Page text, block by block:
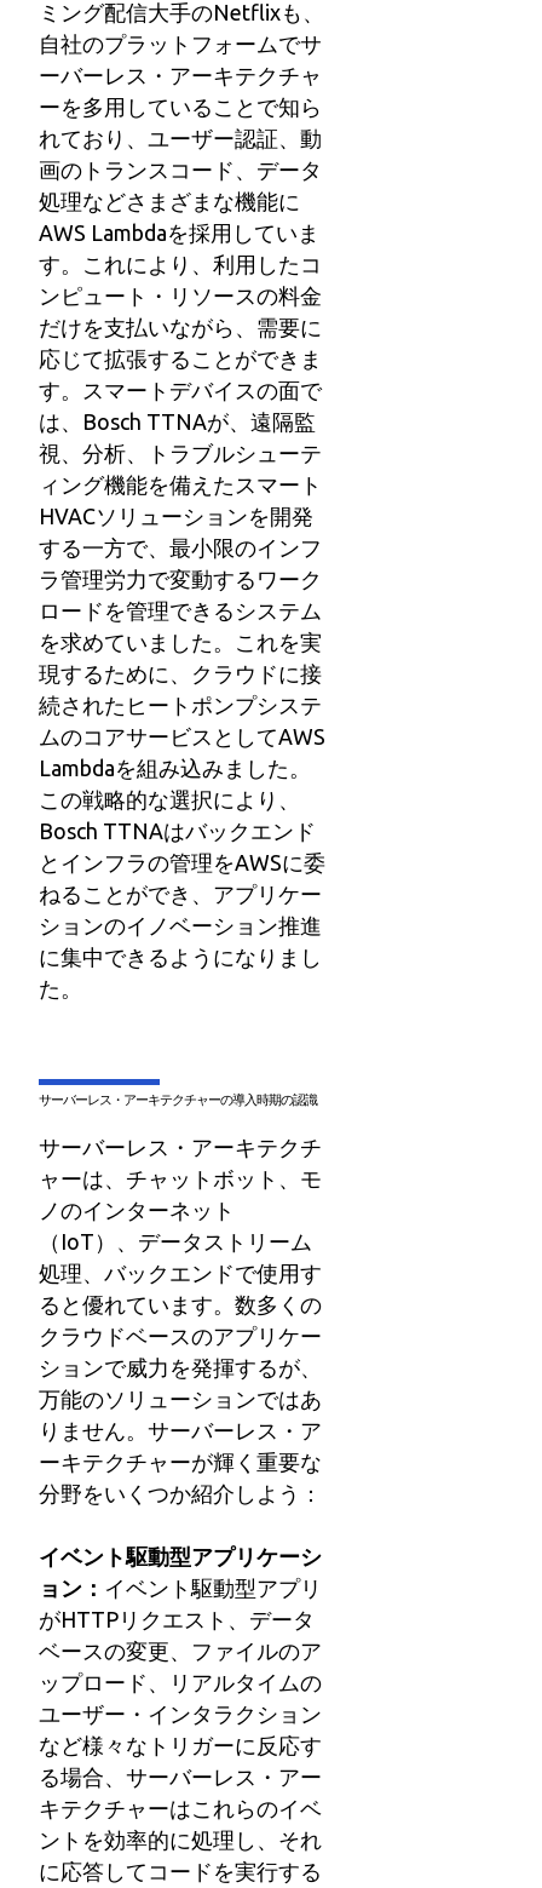
ミング配信大手のNetflixも、
自社のプラットフォームでサ
ーバーレス・アーキテクチャ
ーを多用していることで知ら
れており、ユーザー認証、動
画のトランスコード、データ
処理などさまざまな機能に
AWS Lambdaを採用していま
す。これにより、利用したコ
ンピュート・リソースの料金
だけを支払いながら、需要に
応じて拡張することができま
す。スマートデバイスの面で
は、Bosch TTNAが、遠隔監
視、分析、トラブルシューテ
ィング機能を備えたスマート
HVACソリューションを開発
する一方で、最小限のインフ
ラ管理労力で変動するワーク
ロードを管理できるシステム
を求めていました。これを実
現するために、クラウドに接
続されたヒートポンプシステ
ムのコアサービスとしてAWS
Lambdaを組み込みました。
この戦略的な選択により、
Bosch TTNAはバックエンド
とインフラの管理をAWSに委
ねることができ、アプリケー
ションのイノベーション推進
に集中できるようになりまし
た。
サーバーレス・アーキテクチャーの導入時期の認識
サーバーレス・アーキテクチ
ャーは、チャットボット、モ
ノのインターネット
（IoT）、データストリーム
処理、バックエンドで使用す
ると優れています。数多くの
クラウドベースのアプリケー
ションで威力を発揮するが、
万能のソリューションではあ
りません。サーバーレス・ア
ーキテクチャーが輝く重要な
分野をいくつか紹介しよう：
イベント駆動型アプリケーシ
ョン： イベント駆動型アプリ
がHTTPリクエスト、データ
ベースの変更、ファイルのア
ップロード、リアルタイムの
ユーザー・インタラクション
など様々なトリガーに反応す
る場合、サーバーレス・アー
キテクチャーはこれらのイベ
ントを効率的に処理し、それ
に応答してコードを実行する